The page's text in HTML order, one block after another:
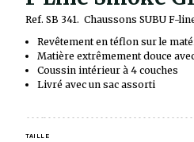
Ref. SB 341. Chaussons SUBU F-
Revêtement en téflon sur le
Matière extrêmement douce
Coussin intérieur à 4 couches
Livré avec un sac assorti
TAILLE